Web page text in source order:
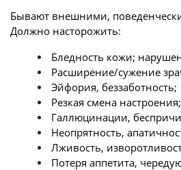
Бывают внешними,
Должно насторожить:
Бледность кожи;
Расширение/сужение
Эйфория, беззаботность;
Резкая смена настроения;
Галлюцинации,
Неопрятность,
Лживость,
Потеря аппетита,